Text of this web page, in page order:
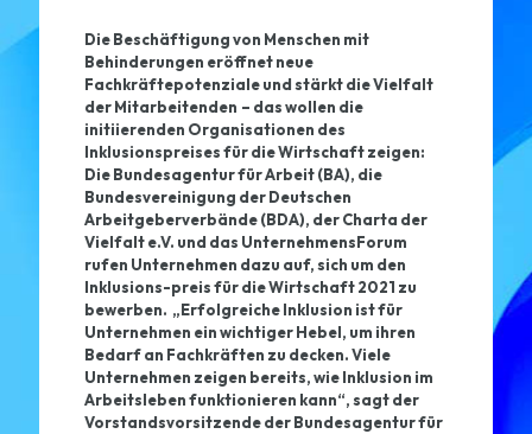
Die Beschäftigung von Menschen mit
Behinderungen eröffnet neue
Fachkräftepotenziale und stärkt die Vielfalt
der Mitarbeitenden – das wollen die
initiierenden Organisationen des
Inklusionspreises für die Wirtschaft zeigen:
Die Bundesagentur für Arbeit (BA), die
Bundesvereinigung der Deutschen
Arbeitgeberverbände (BDA), der Charta der
Vielfalt e.V. und das UnternehmensForum
rufen Unternehmen dazu auf, sich um den
Inklusions-preis für die Wirtschaft 2021 zu
bewerben. „Erfolgreiche Inklusion ist für
Unternehmen ein wichtiger Hebel, um ihren
Bedarf an Fachkräften zu decken. Viele
Unternehmen zeigen bereits, wie Inklusion im
Arbeitsleben funktionieren kann“, sagt der
Vorstandsvorsitzende der Bundesagentur für